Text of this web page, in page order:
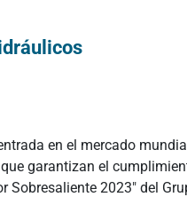
en el mercado
garantizan el
Sobresaliente 2023" del